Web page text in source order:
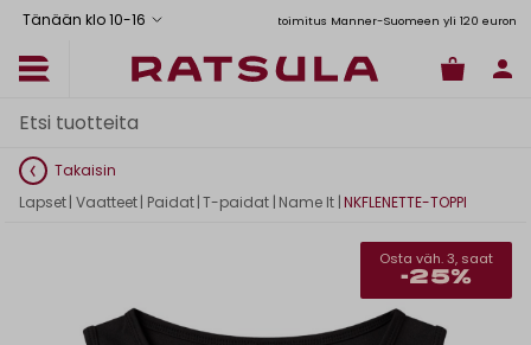
Tänään klo 10-16
Toimituskulut alk. 6,90€Ilmainen toimitus Manner-Suomeen yli 120 euron
Takaisin
Lapset| Vaatteet| Paidat |T-paidat | Name It |NKFLENETTE-TOPPI
Osta väh. 3, saat
-25%